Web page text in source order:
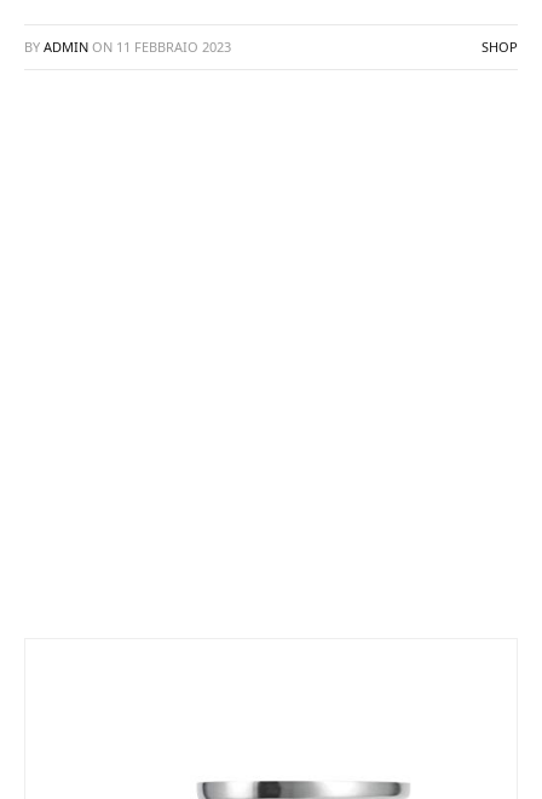
BY ADMIN ON 11 FEBBRAIO 2023 SHOP